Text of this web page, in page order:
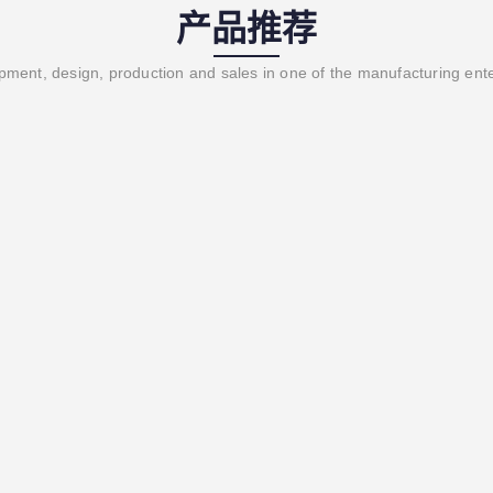
产品推荐
design, production and sales in one of the manufacturing